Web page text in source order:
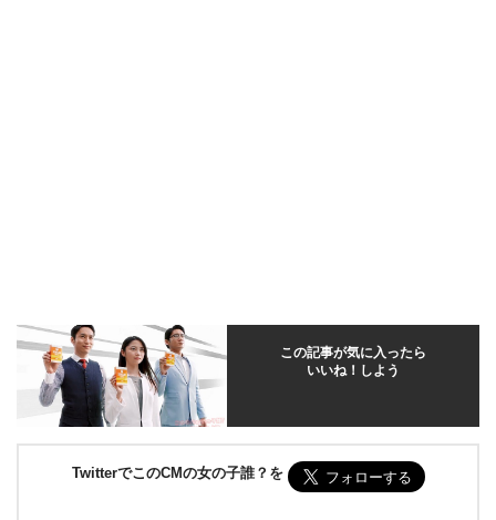
この記事が気に入ったら
いいね！しよう
TwitterでこのCMの女の子誰？を